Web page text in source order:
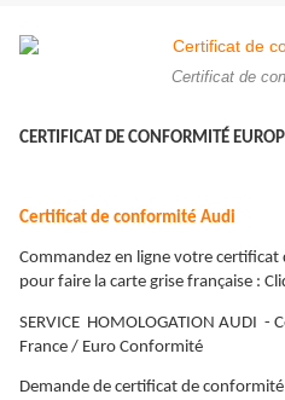
Certificat de
CERTIFICAT DE CONFORMITÉ
Certificat de conformité Audi
Commandez en ligne votre
pour faire la carte grise française :
SERVICE HOMOLOGATION AUDI -
France / Euro Conformité
Demande de certificat de